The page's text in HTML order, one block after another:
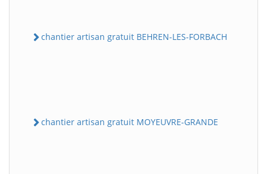
chantier artisan gratuit BEHREN-LES-FORBACH
chantier artisan gratuit MOYEUVRE-GRANDE